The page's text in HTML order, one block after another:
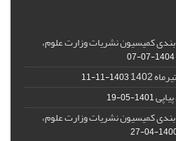
کمیسیون نشریات وزارت علوم،
1404-07-07
1402
1403-11-11
1401-05-19
کمیسیون نشریات وزارت علوم،
1400-